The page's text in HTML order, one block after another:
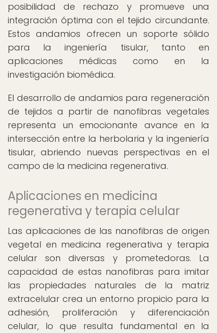
posibilidad de rechazo y promueve una
integración óptima con el tejido circundante.
Estos andamios ofrecen un soporte sólido
para la ingeniería tisular, tanto en
aplicaciones médicas como en la
investigación biomédica.
El desarrollo de andamios para regeneración
de tejidos a partir de nanofibras vegetales
representa un emocionante avance en la
intersección entre la herbolaria y la ingeniería
tisular, abriendo nuevas perspectivas en el
campo de la medicina regenerativa.
Aplicaciones en medicina
regenerativa y terapia celular
Las aplicaciones de las nanofibras de origen
vegetal en medicina regenerativa y terapia
celular son diversas y prometedoras. La
capacidad de estas nanofibras para imitar
las propiedades naturales de la matriz
extracelular crea un entorno propicio para la
adhesión, proliferación y diferenciación
celular, lo que resulta fundamental en la